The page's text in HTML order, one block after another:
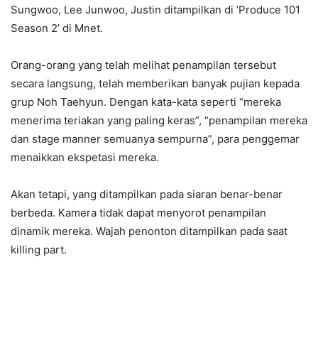
Sungwoo, Lee Junwoo, Justin ditampilkan di ‘Produce 101
Season 2’ di Mnet.
Orang-orang yang telah melihat penampilan tersebut
secara langsung, telah memberikan banyak pujian kepada
grup Noh Taehyun. Dengan kata-kata seperti “mereka
menerima teriakan yang paling keras”, “penampilan mereka
dan stage manner semuanya sempurna”, para penggemar
menaikkan ekspetasi mereka.
Akan tetapi, yang ditampilkan pada siaran benar-benar
berbeda. Kamera tidak dapat menyorot penampilan
dinamik mereka. Wajah penonton ditampilkan pada saat
killing part.